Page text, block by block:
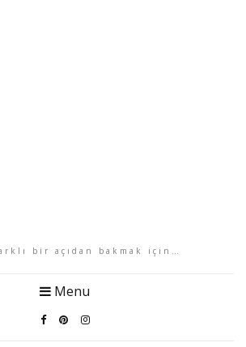
bir açıdan bakmak için…
Menu